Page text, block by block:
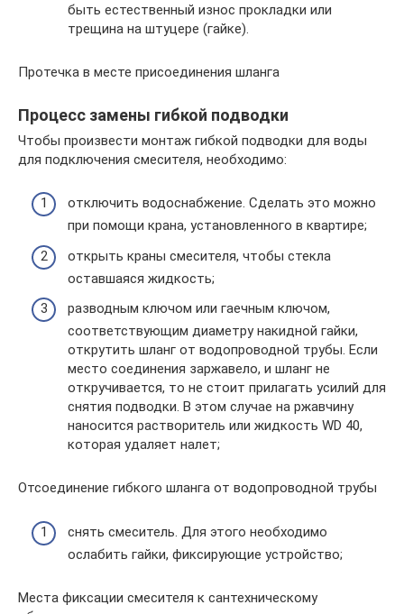
быть естественный износ прокладки или
трещина на штуцере (гайке).
Протечка в месте присоединения шланга
Процесс замены гибкой подводки
Чтобы произвести монтаж гибкой подводки для воды
для подключения смесителя, необходимо:
отключить водоснабжение. Сделать это можно
при помощи крана, установленного в квартире;
открыть краны смесителя, чтобы стекла
оставшаяся жидкость;
разводным ключом или гаечным ключом,
соответствующим диаметру накидной гайки,
открутить шланг от водопроводной трубы. Если
место соединения заржавело, и шланг не
откручивается, то не стоит прилагать усилий для
снятия подводки. В этом случае на ржавчину
наносится растворитель или жидкость WD 40,
которая удаляет налет;
Отсоединение гибкого шланга от водопроводной трубы
снять смеситель. Для этого необходимо
ослабить гайки, фиксирующие устройство;
Места фиксации смесителя к сантехническому